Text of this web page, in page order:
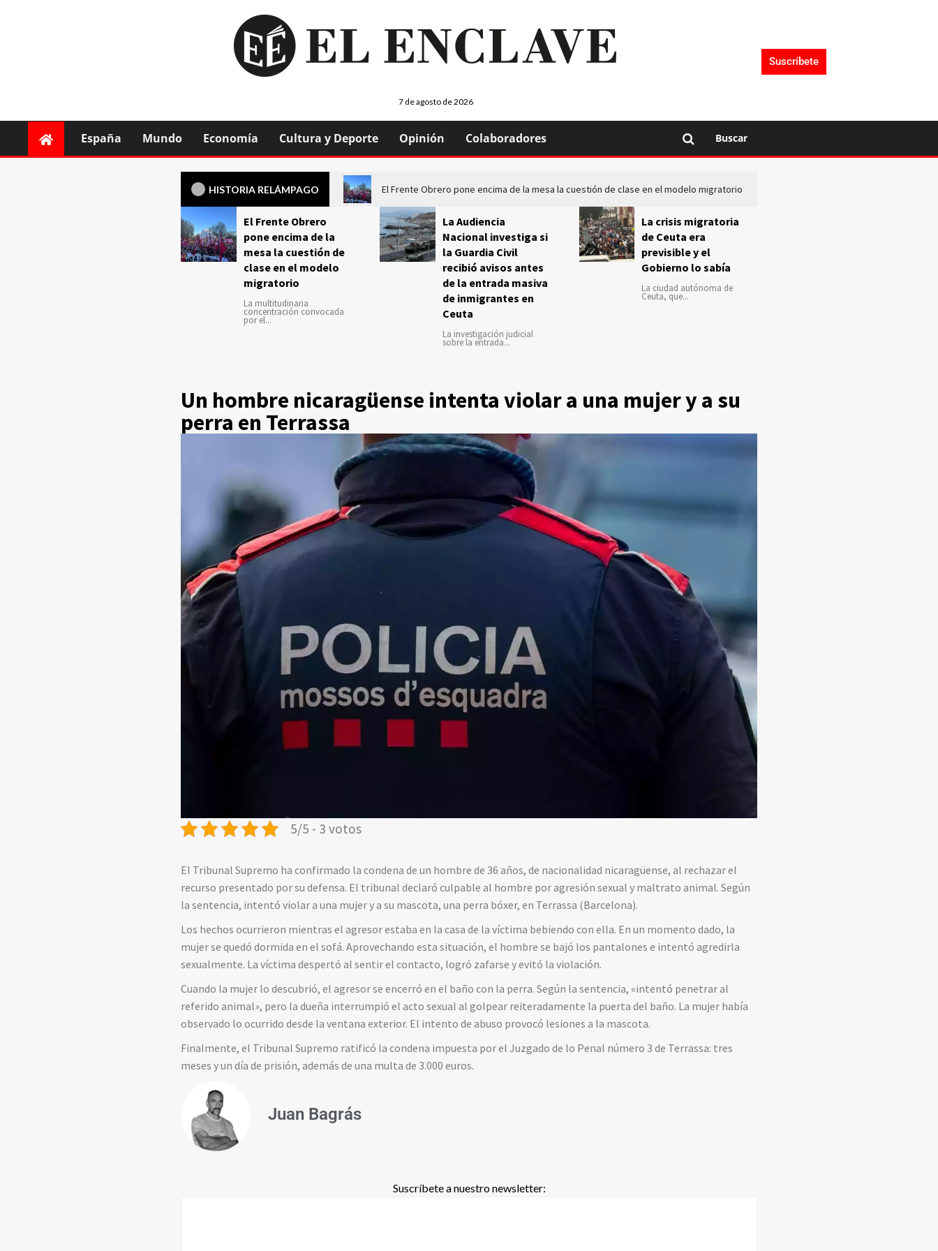
7 de agosto de 2026
Suscríbete
España Mundo Economía Cultura y Deporte Opinión Colaboradores Buscar
HISTORIA RELÁMPAGO El Frente Obrero pone encima de la mesa la cuestión de clase en el modelo migratorio
El Frente Obrero
pone encima de la
mesa la cuestión de
clase en el modelo
migratorio
La multitudinaria
concentración convocada
por el...
La Audiencia
Nacional investiga si
la Guardia Civil
recibió avisos antes
de la entrada masiva
de inmigrantes en
Ceuta
La investigación judicial
sobre la entrada...
La crisis migratoria
de Ceuta era
previsible y el
Gobierno lo sabía
La ciudad autónoma de
Ceuta, que...
Un hombre nicaragüense intenta violar a una mujer y a su
perra en Terrassa
5/5 - 3 votos
El Tribunal Supremo ha confirmado la condena de un hombre de 36 años, de nacionalidad nicaragüense, al rechazar el
recurso presentado por su defensa. El tribunal declaró culpable al hombre por agresión sexual y maltrato animal. Según
la sentencia, intentó violar a una mujer y a su mascota, una perra bóxer, en Terrassa (Barcelona).
Los hechos ocurrieron mientras el agresor estaba en la casa de la víctima bebiendo con ella. En un momento dado, la
mujer se quedó dormida en el sofá. Aprovechando esta situación, el hombre se bajó los pantalones e intentó agredirla
sexualmente. La víctima despertó al sentir el contacto, logró zafarse y evitó la violación.
Cuando la mujer lo descubrió, el agresor se encerró en el baño con la perra. Según la sentencia, «intentó penetrar al
referido animal», pero la dueña interrumpió el acto sexual al golpear reiteradamente la puerta del baño. La mujer había
observado lo ocurrido desde la ventana exterior. El intento de abuso provocó lesiones a la mascota.
Finalmente, el Tribunal Supremo ratificó la condena impuesta por el Juzgado de lo Penal número 3 de Terrassa: tres
meses y un día de prisión, además de una multa de 3.000 euros.
Juan Bagrás
Suscríbete a nuestro newsletter: